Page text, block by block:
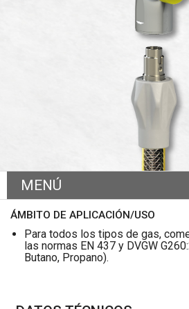
MENÚ
Certificaciones y
Gama de productos
Especificaciones técnicas
ÁMBITO DE APLICACIÓN/USO
Para todos los tipos de gas,
las normas EN 437 y DVGW
Butano, Propano).